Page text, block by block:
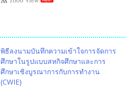
พิธีลงนามบันทึกความเข้าใจการจัดการ
ศึกษาในรูปแบบสหกิจศึกษาและการ
ศึกษาเชิงบูรณาการกับการทำงาน
(CWIE)